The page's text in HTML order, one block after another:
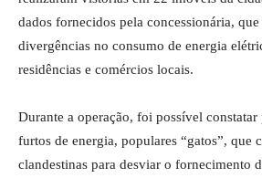
dados fornecidos pela concessionária, que
divergências no consumo de energia
residências e comércios locais.
Durante a operação, foi possível constatar
furtos de energia, populares “gatos”, que
clandestinas para desviar o fornecimento